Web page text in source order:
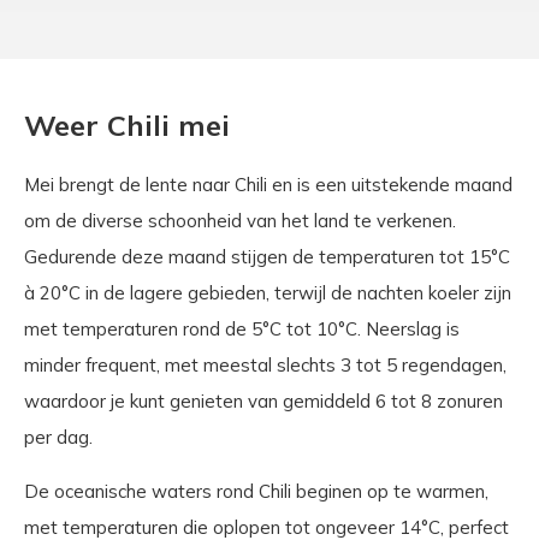
Weer Chili mei
Mei brengt de lente naar Chili en is een uitstekende maand
om de diverse schoonheid van het land te verkenen.
Gedurende deze maand stijgen de temperaturen tot 15°C
à 20°C in de lagere gebieden, terwijl de nachten koeler zijn
met temperaturen rond de 5°C tot 10°C. Neerslag is
minder frequent, met meestal slechts 3 tot 5 regendagen,
waardoor je kunt genieten van gemiddeld 6 tot 8 zonuren
per dag.
De oceanische waters rond Chili beginen op te warmen,
met temperaturen die oplopen tot ongeveer 14°C, perfect